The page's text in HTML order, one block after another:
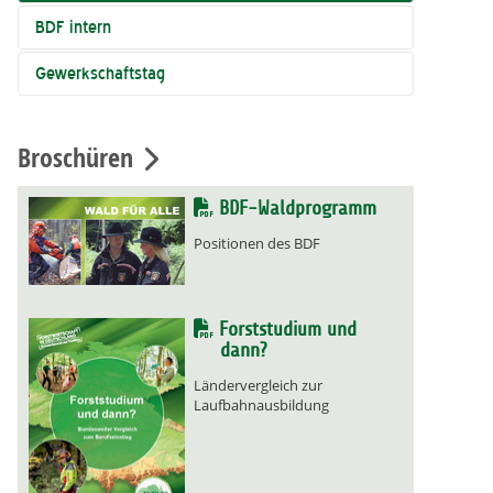
BDF intern
Gewerkschaftstag
Broschüren
BDF-Waldprogramm
Positionen des BDF
Forststudium und
dann?
Ländervergleich zur
Laufbahnausbildung